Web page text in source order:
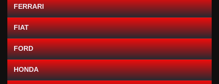
FERRARI
FIAT
FORD
HONDA